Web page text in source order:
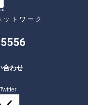
トワーク
5556
合わせ